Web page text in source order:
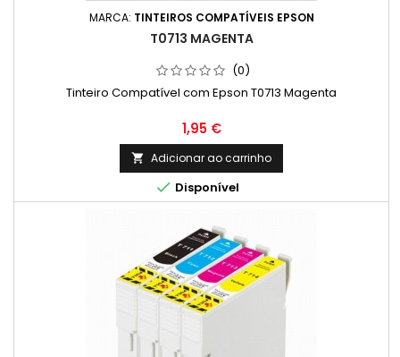
MARCA: TINTEIROS COMPATÍVEIS EPSON
T0713 MAGENTA
(0)
Tinteiro Compatível com Epson T0713 Magenta
Preço
1,95 €
 Adicionar ao carrinho
 Disponível